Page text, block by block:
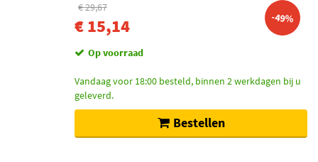
€ 29,67
€ 15,14 -49%
Op voorraad
Vandaag voor 18:00 besteld, binnen 2 werkdagen bij u
geleverd.
Bestellen